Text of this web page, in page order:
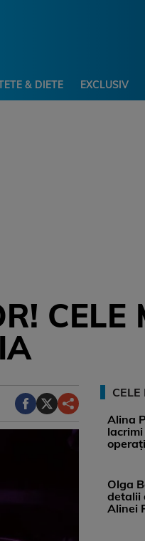
& DIETE EXCLUSIV
CELE
Alina
Olga
detalii
Alinei